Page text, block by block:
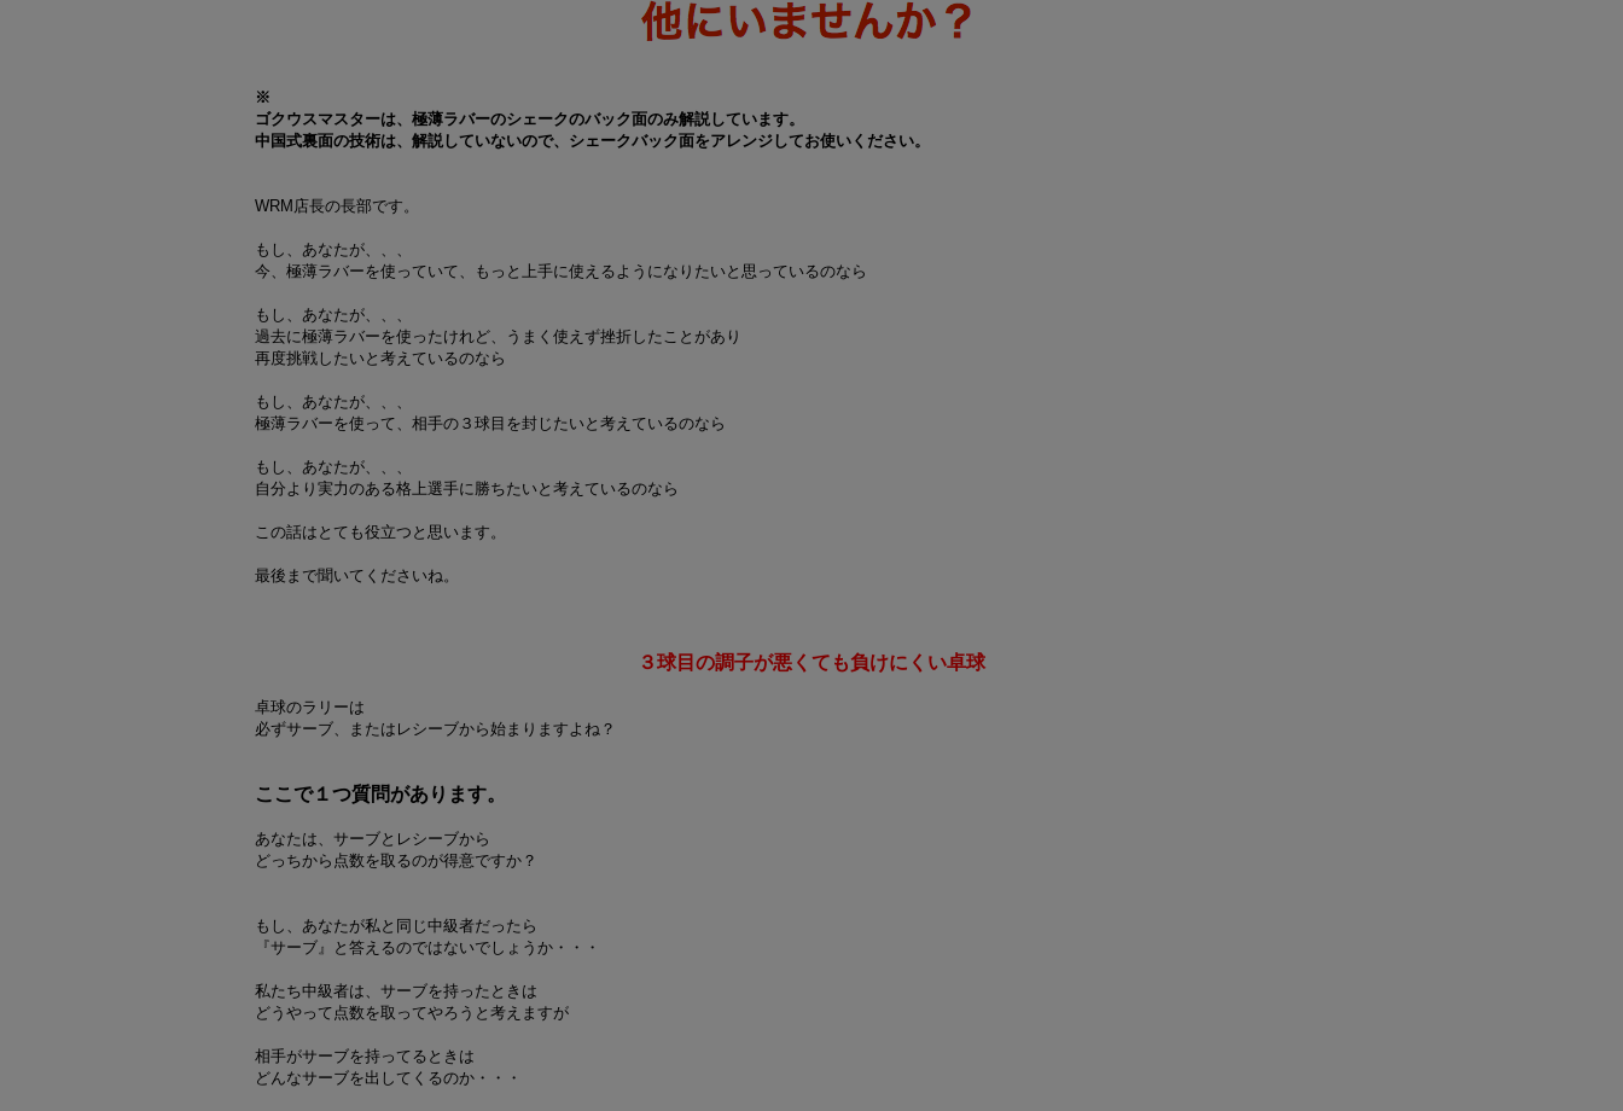
※
ゴクウスマスターは、極薄ラバーのシェークのバック面のみ解説しています。
中国式裏面の技術は、解説していないので、シェークバック面をアレンジしてお使いください。
WRM店長の長部です。
もし、あなたが、、、
今、極薄ラバーを使っていて、もっと上手に使えるようになりたいと思っているのなら
もし、あなたが、、、
過去に極薄ラバーを使ったけれど、うまく使えず挫折したことがあり
再度挑戦したいと考えているのなら
もし、あなたが、、、
極薄ラバーを使って、相手の３球目を封じたいと考えているのなら
もし、あなたが、、、
自分より実力のある格上選手に勝ちたいと考えているのなら
この話はとても役立つと思います。
最後まで聞いてくださいね。
３球目の調子が悪くても負けにくい卓球
卓球のラリーは
必ずサーブ、またはレシーブから始まりますよね？
ここで１つ質問があります。
あなたは、サーブとレシーブから
どっちから点数を取るのが得意ですか？
もし、あなたが私と同じ中級者だったら
『サーブ』と答えるのではないでしょうか・・・
私たち中級者は、サーブを持ったときは
どうやって点数を取ってやろうと考えますが
相手がサーブを持ってるときは
どんなサーブを出してくるのか・・・